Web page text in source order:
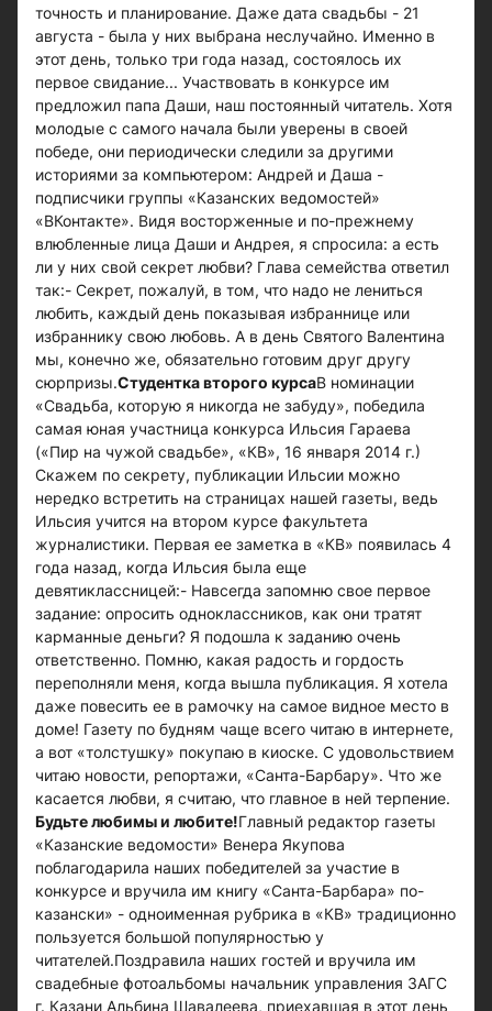
точность и планирование. Даже дата свадьбы - 21
августа - была у них выбрана неслучайно. Именно в
этот день, только три года назад, состоялось их
первое свидание... Участвовать в конкурсе им
предложил папа Даши, наш постоянный читатель. Хотя
молодые с самого начала были уверены в своей
победе, они периодически следили за другими
историями за компьютером: Андрей и Даша -
подписчики группы «Казанских ведомостей»
«ВКонтакте». Видя восторженные и по-прежнему
влюбленные лица Даши и Андрея, я спросила: а есть
ли у них свой секрет любви? Глава семейства ответил
так:- Секрет, пожалуй, в том, что надо не лениться
любить, каждый день показывая избраннице или
избраннику свою любовь. А в день Святого Валентина
мы, конечно же, обязательно готовим друг другу
сюрпризы.Студентка второго курсаВ номинации
«Свадьба, которую я никогда не забуду», победила
самая юная участница конкурса Ильсия Гараева
(«Пир на чужой свадьбе», «КВ», 16 января 2014 г.)
Скажем по секрету, публикации Ильсии можно
нередко встретить на страницах нашей газеты, ведь
Ильсия учится на втором курсе факультета
журналистики. Первая ее заметка в «КВ» появилась 4
года назад, когда Ильсия была еще
девятиклассницей:- Навсегда запомню свое первое
задание: опросить одноклассников, как они тратят
карманные деньги? Я подошла к заданию очень
ответственно. Помню, какая радость и гордость
переполняли меня, когда вышла публикация. Я хотела
даже повесить ее в рамочку на самое видное место в
доме! Газету по будням чаще всего читаю в интернете,
а вот «толстушку» покупаю в киоске. С удовольствием
читаю новости, репортажи, «Санта-Барбару». Что же
касается любви, я считаю, что главное в ней терпение.
Будьте любимы и любите!Главный редактор газеты
«Казанские ведомости» Венера Якупова
поблагодарила наших победителей за участие в
конкурсе и вручила им книгу «Санта-Барбара» по-
казански» - одноименная рубрика в «КВ» традиционно
пользуется большой популярностью у
читателей.Поздравила наших гостей и вручила им
свадебные фотоальбомы начальник управления ЗАГС
г. Казани Альбина Шавалеева, приехавшая в этот день